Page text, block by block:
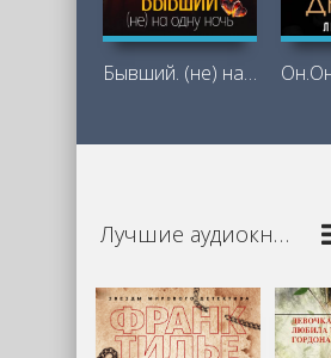
Бывший. (не) на одну ночь - Максимова
Лучшие аудиокниги Мистика